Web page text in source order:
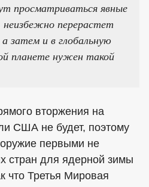
просматриваться явные
перерастет
затем и в глобальную
планете нужен такой
вторжения на
США не будет, поэтому
первыми не
стран для ядерной зимы
что Третья Мировая